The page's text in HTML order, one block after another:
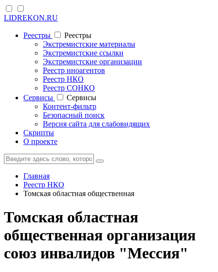
LIDREKON.RU
Реестры
Реестры
Экстремистские материалы
Экстремистские ссылки
Экстремистские организации
Реестр иноагентов
Реестр НКО
Реестр СОНКО
Cервисы
Cервисы
Контент-фильтр
Безопасный поиск
Версия сайта для слабовидящих
Скрипты
О проекте
Главная
Реестр НКО
Томская областная общественная
Томская областная
общественная организация
союз инвалидов "Мессия"